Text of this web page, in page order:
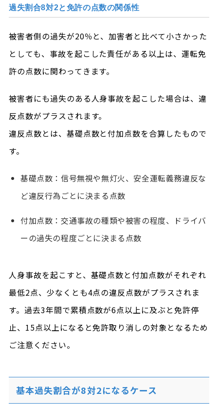
過失割合8対2と免許の点数の関係性
被害者側の過失が20％と、加害者と比べて小さかった
としても、事故を起こした責任がある以上は、運転免
許の点数に関わってきます。
被害者にも過失のある人身事故を起こした場合は、違
反点数がプラスされます。
違反点数とは、基礎点数と付加点数を合算したもので
す。
基礎点数：信号無視や無灯火、安全運転義務違反な
ど違反行為ごとに決まる点数
付加点数：交通事故の種類や被害の程度、ドライバ
ーの過失の程度ごとに決まる点数
人身事故を起こすと、基礎点数と付加点数がそれぞれ
最低2点、少なくとも4点の違反点数がプラスされま
す。過去3年間で累積点数が6点以上に及ぶと免許停
止、15点以上になると免許取り消しの対象となるため
ご注意ください。
基本過失割合が8対2になるケース